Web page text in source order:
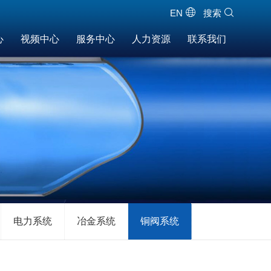
搜索
EN
视频中心 服务中心 人力资源 联系我们
电力系统 冶金系统 铜阀系统